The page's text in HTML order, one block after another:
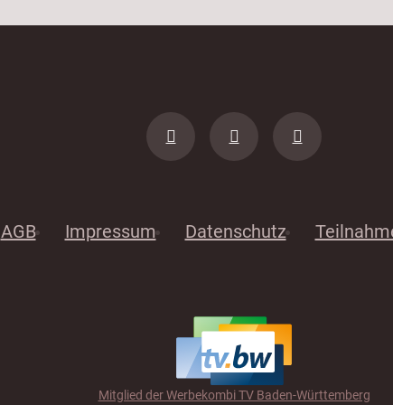
AGB Impressum Datenschutz
Mitglied der Werbekombi TV Baden-Württemberg